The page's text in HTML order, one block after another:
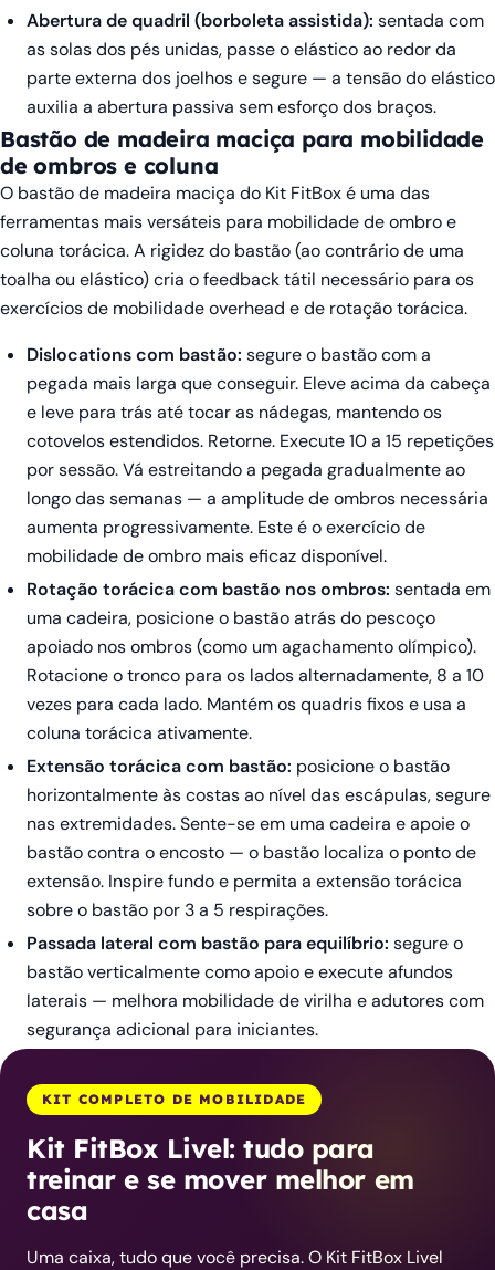
Abertura de quadril (borboleta assistida): sentada com
as solas dos pés unidas, passe o elástico ao redor da
parte externa dos joelhos e segure — a tensão do elástico
auxilia a abertura passiva sem esforço dos braços.
Bastão de madeira maciça para mobilidade
de ombros e coluna
O bastão de madeira maciça do Kit FitBox é uma das
ferramentas mais versáteis para mobilidade de ombro e
coluna torácica. A rigidez do bastão (ao contrário de uma
toalha ou elástico) cria o feedback tátil necessário para os
exercícios de mobilidade overhead e de rotação torácica.
Dislocations com bastão: segure o bastão com a
pegada mais larga que conseguir. Eleve acima da cabeça
e leve para trás até tocar as nádegas, mantendo os
cotovelos estendidos. Retorne. Execute 10 a 15 repetições
por sessão. Vá estreitando a pegada gradualmente ao
longo das semanas — a amplitude de ombros necessária
aumenta progressivamente. Este é o exercício de
mobilidade de ombro mais eficaz disponível.
Rotação torácica com bastão nos ombros: sentada em
uma cadeira, posicione o bastão atrás do pescoço
apoiado nos ombros (como um agachamento olímpico).
Rotacione o tronco para os lados alternadamente, 8 a 10
vezes para cada lado. Mantém os quadris fixos e usa a
coluna torácica ativamente.
Extensão torácica com bastão: posicione o bastão
horizontalmente às costas ao nível das escápulas, segure
nas extremidades. Sente-se em uma cadeira e apoie o
bastão contra o encosto — o bastão localiza o ponto de
extensão. Inspire fundo e permita a extensão torácica
sobre o bastão por 3 a 5 respirações.
Passada lateral com bastão para equilíbrio: segure o
bastão verticalmente como apoio e execute afundos
laterais — melhora mobilidade de virilha e adutores com
segurança adicional para iniciantes.
KIT COMPLETO DE MOBILIDADE
Kit FitBox Livel: tudo para
treinar e se mover melhor em
casa
Uma caixa, tudo que você precisa. O Kit FitBox Livel